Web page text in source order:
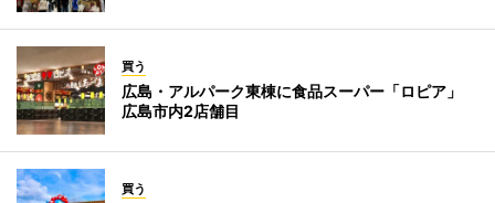
買う
広島・アルパーク東棟に食品スーパー「ロピア」
広島市内2店舗目
買う